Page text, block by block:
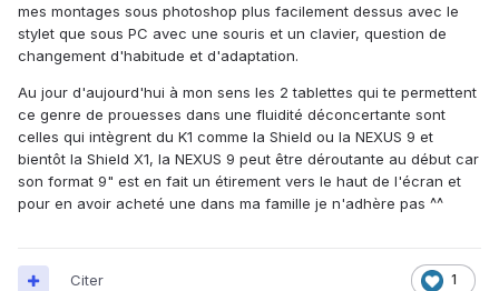
mes montages sous photoshop plus facilement dessus avec le
stylet que sous PC avec une souris et un clavier, question de
changement d'habitude et d'adaptation.
Au jour d'aujourd'hui à mon sens les 2 tablettes qui te permettent
ce genre de prouesses dans une fluidité déconcertante sont
celles qui intègrent du K1 comme la Shield ou la NEXUS 9 et
bientôt la Shield X1, la NEXUS 9 peut être déroutante au début car
son format 9" est en fait un étirement vers le haut de l'écran et
pour en avoir acheté une dans ma famille je n'adhère pas ^^
1
Citer